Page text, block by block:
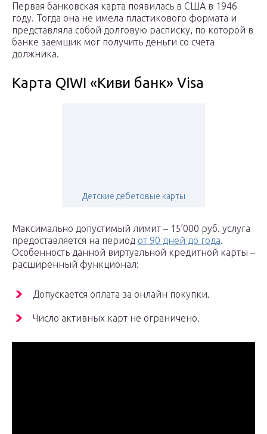
Первая банковская карта появилась в США в 1946
году. Тогда она не имела пластикового формата и
представляла собой долговую расписку, по которой в
банке заемщик мог получить деньги со счета
должника.
Карта QIWI «Киви банк» Visa
Детские дебетовые карты
Максимально допустимый лимит – 15’000 руб. услуга
предоставляется на период от 90 дней до года.
Особенность данной виртуальной кредитной карты –
расширенный функционал:
Допускается оплата за онлайн покупки.
Число активных карт не ограничено.